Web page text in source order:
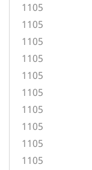
1105
1105
1105
1105
1105
1105
1105
1105
1105
1105